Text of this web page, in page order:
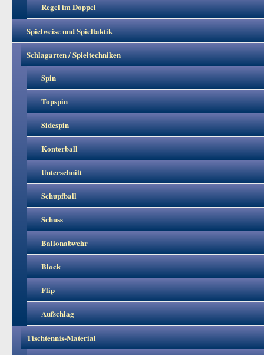
Regel im Doppel
Spielweise und Spieltaktik
Schlagarten / Spieltechniken
Spin
Topspin
Sidespin
Konterball
Unterschnitt
Schupfball
Schuss
Ballonabwehr
Block
Flip
Aufschlag
Tischtennis-Material